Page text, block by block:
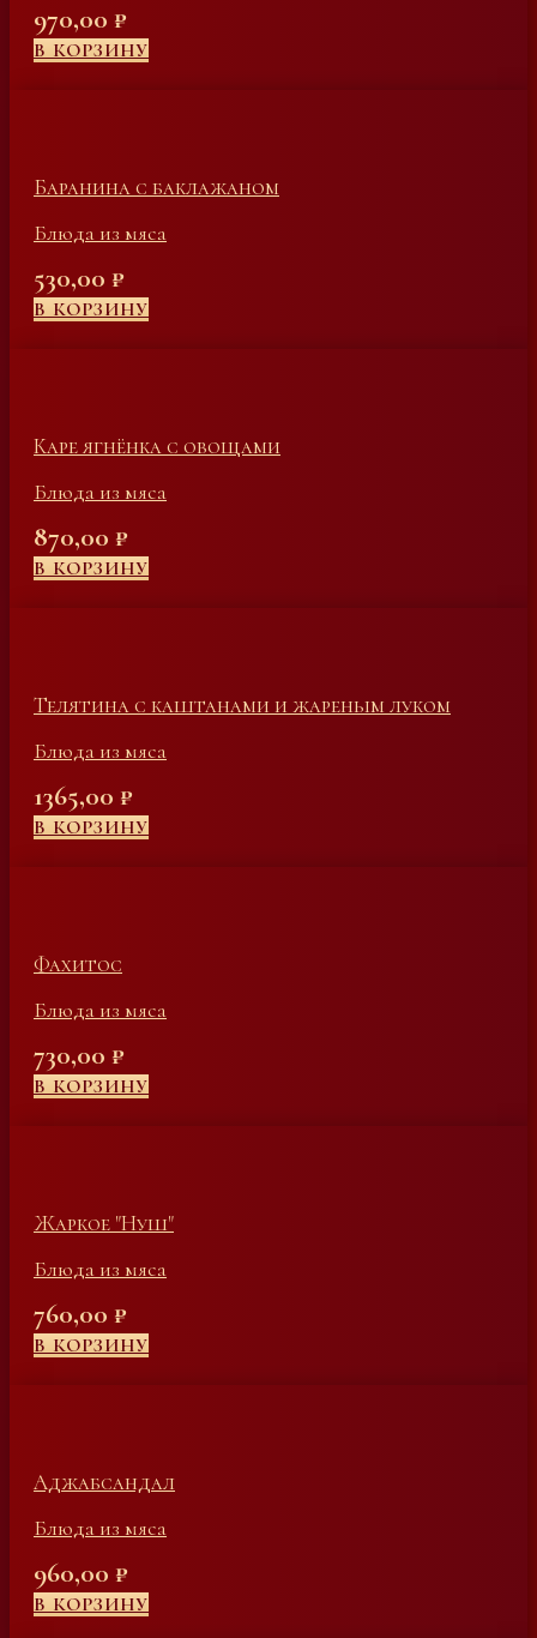
970,00 ₽
В КОРЗИНУ
Баранина с баклажаном
Блюда из мяса
530,00 ₽
В КОРЗИНУ
Каре ягнёнка с овощами
Блюда из мяса
870,00 ₽
В КОРЗИНУ
Телятина с каштанами и жареным луком
Блюда из мяса
1365,00 ₽
В КОРЗИНУ
Фахитос
Блюда из мяса
730,00 ₽
В КОРЗИНУ
Жаркое "Нуш"
Блюда из мяса
760,00 ₽
В КОРЗИНУ
Аджабсандал
Блюда из мяса
960,00 ₽
В КОРЗИНУ